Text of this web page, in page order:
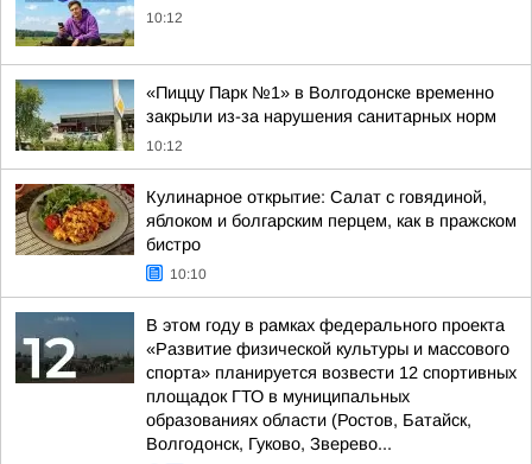
10:12
«Пиццу Парк №1» в Волгодонске временно
закрыли из-за нарушения санитарных норм
10:12
Кулинарное открытие: Салат с говядиной,
яблоком и болгарским перцем, как в пражском
бистро
10:10
В этом году в рамках федерального проекта
«Развитие физической культуры и массового
спорта» планируется возвести 12 спортивных
площадок ГТО в муниципальных
образованиях области (Ростов, Батайск,
Волгодонск, Гуково, Зверево...